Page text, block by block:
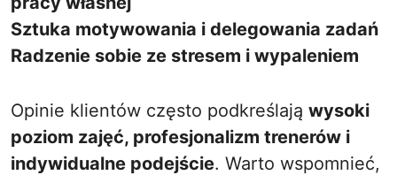
Sztuka motywowania i delegowania zadań
Radzenie sobie ze stresem i wypaleniem
Opinie klientów często podkreślają wysoki
poziom zajęć, profesjonalizm trenerów i
indywidualne podejście. Warto wspomnieć,